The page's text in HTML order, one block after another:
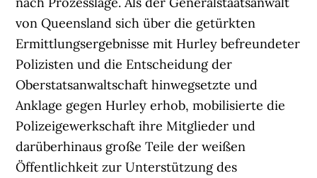
von Queensland sich über die getürkten
Ermittlungsergebnisse mit Hurley befreundeter
Polizisten und die Entscheidung der
Oberstatsanwaltschaft hinwegsetzte und
Anklage gegen Hurley erhob, mobilisierte die
Polizeigewerkschaft ihre Mitglieder und
darüberhinaus große Teile der weißen
Öffentlichkeit zur Unterstützung des